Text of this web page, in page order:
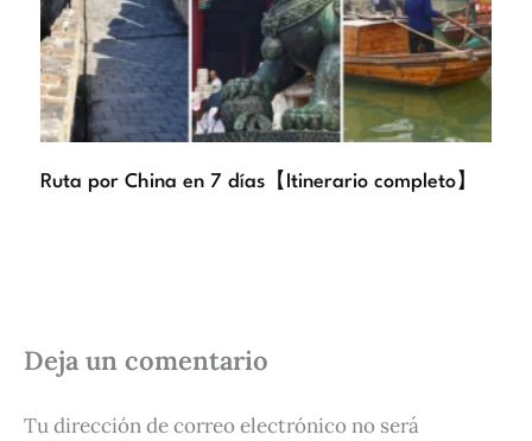
Ruta por China en 7 días【Itinerario completo】
Deja un comentario
Tu dirección de correo electrónico no será